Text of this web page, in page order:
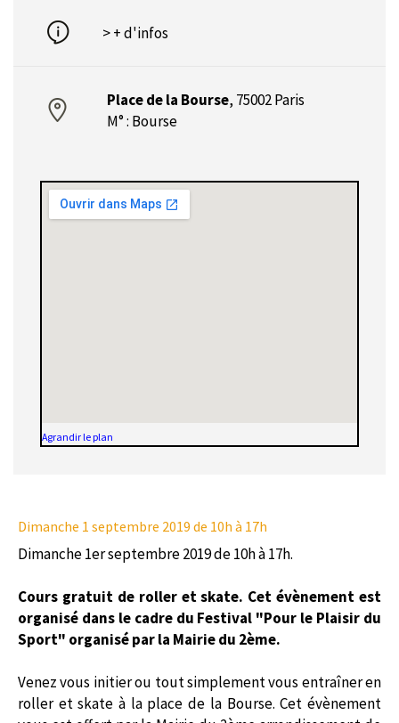
> + d'infos
Place de la Bourse, 75002 Paris
M° : Bourse
Agrandir le plan
Dimanche 1 septembre 2019 de 10h à 17h
Dimanche 1er septembre 2019 de 10h à 17h.
Cours gratuit de roller et skate. Cet évènement est
organisé dans le cadre du Festival "Pour le Plaisir du
Sport" organisé par la Mairie du 2ème.
Venez vous initier ou tout simplement vous entraîner en
roller et skate à la place de la Bourse. Cet évènement